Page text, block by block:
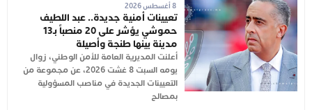
8 أغسطس 2026
تعيينات أمنية جديدة.. عبد اللطيف
حموشي يؤشر على 20 منصباً بـ13
مدينة بينها طنجة وأصيلة
أعلنت المديرية العامة للأمن الوطني، زوال
يومه السبت 8 غشت 2026، عن مجموعة من
التعيينات الجديدة في مناصب المسؤولية
بمصالح